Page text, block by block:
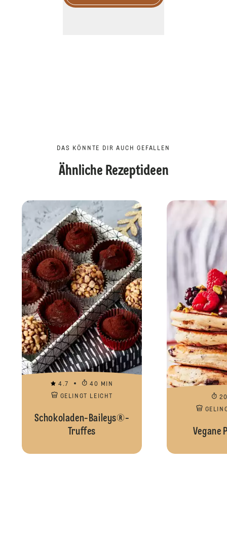
DAS KÖNNTE DIR AUCH GEFALLEN
Ähnliche Rezeptideen
4.7
40 MIN
GELINGT LEICHT
Schokoladen-Baileys®-
Truffes
Vegane